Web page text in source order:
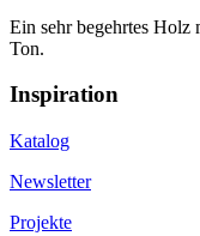
Ein sehr begehrtes Holz
Ton.
Inspiration
Katalog
Newsletter
Projekte